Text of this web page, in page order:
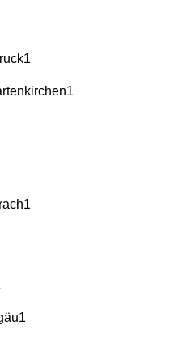
1
1
1
1